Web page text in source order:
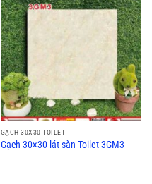
GẠCH 30X30 TOILET
Gạch 30×30 lát sàn Toilet 3GM3